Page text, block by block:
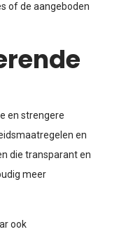
of de aangeboden
en strengere
en
die transparant en
meer
ook